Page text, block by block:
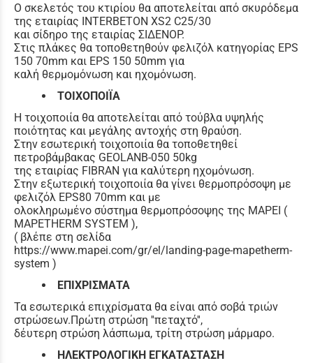
Ο σκελετός του κτιρίου θα αποτελείται από σκυρόδεμα
της εταιρίας INTERBETON XS2 C25/30
και σίδηρο της εταιρίας ΣΙΔΕΝΟΡ.
Στις πλάκες θα τοποθετηθούν φελιζόλ κατηγορίας EPS
150 70mm και EPS 150 50mm για
καλή θερμομόνωση και ηχομόνωση.
ΤΟΙΧΟΠΟΙΪΑ
Η τοιχοποιία θα αποτελείται από τούβλα υψηλής
ποιότητας και μεγάλης αντοχής στη θραύση.
Στην εσωτερική τοιχοποιία θα τοποθετηθεί
πετροβάμβακας GEOLANB-050 50kg
της εταιρίας FIBRAN για καλύτερη ηχομόνωση.
Στην εξωτερική τοιχοποιία θα γίνει θερμοπρόσοψη με
φελιζόλ EPS80 70mm και με
ολοκληρωμένο σύστημα θερμοπρόσοψης της MAPEI (
MAPETHERM SYSTEM ),
( βλέπε στη σελίδα
https://www.mapei.com/gr/el/landing-page-mapetherm-
system )
ΕΠΙΧΡΙΣΜΑΤΑ
Τα εσωτερικά επιχρίσματα θα είναι από σοβά τριών
στρώσεων.Πρώτη στρώση ''πεταχτό'',
δέυτερη στρώση λάσπωμα, τρίτη στρώση μάρμαρο.
ΗΛΕΚΤΡΟΛΟΓΙΚΗ ΕΓΚΑΤΑΣΤΑΣΗ